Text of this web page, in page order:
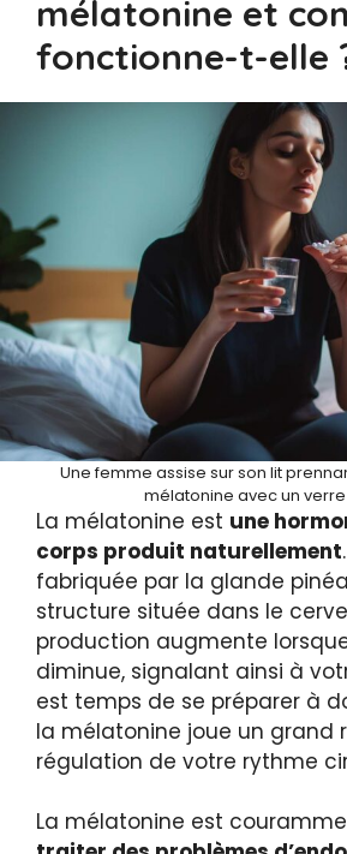
mélatonine et
fonctionne-t-elle
Une femme assise sur son lit
mélatonine avec un verre
La mélatonine est une
corps produit naturellement
fabriquée par la glande
structure située dans le
production augmente
diminue, signalant ainsi à
est temps de se préparer à
la mélatonine joue un grand
régulation de votre rythme
La mélatonine est